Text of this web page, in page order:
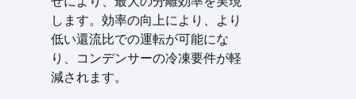
します。効率の向上により、より
低い還流比での運転が可能にな
り、コンデンサーの冷凍要件が軽
減されます。